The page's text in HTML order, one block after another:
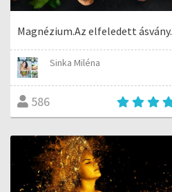
Magnézium.Az elfeledett ásvány.
Sinka Miléna
586